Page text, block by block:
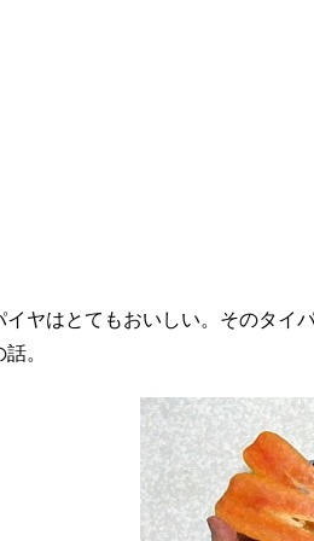
イヤはとてもおいしい。そのタイ
。